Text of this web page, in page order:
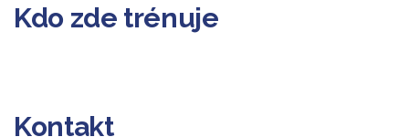
Kdo zde trénuje
Kontakt